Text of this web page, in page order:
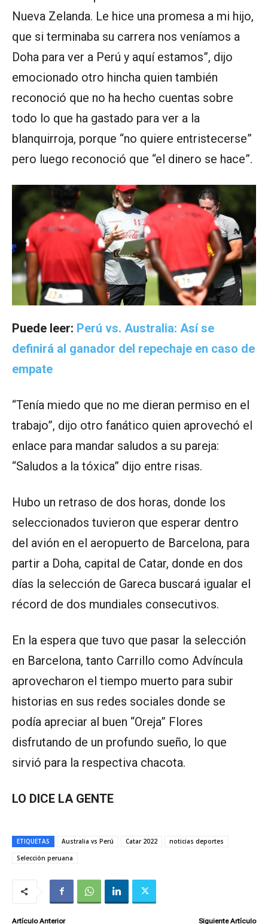
Nueva Zelanda. Le hice una promesa a mi hijo,
que si terminaba su carrera nos veníamos a
Doha para ver a Perú y aquí estamos”, dijo
emocionado otro hincha quien también
reconoció que no ha hecho cuentas sobre
todo lo que ha gastado para ver a la
blanquirroja, porque “no quiere entristecerse”
pero luego reconoció que “el dinero se hace”.
Puede leer: Perú vs. Australia: Así se
definirá al ganador del repechaje en caso de
empate
“Tenía miedo que no me dieran permiso en el
trabajo”, dijo otro fanático quien aprovechó el
enlace para mandar saludos a su pareja:
“Saludos a la tóxica” dijo entre risas.
Hubo un retraso de dos horas, donde los
seleccionados tuvieron que esperar dentro
del avión en el aeropuerto de Barcelona, para
partir a Doha, capital de Catar, donde en dos
días la selección de Gareca buscará igualar el
récord de dos mundiales consecutivos.
En la espera que tuvo que pasar la selección
en Barcelona, tanto Carrillo como Advíncula
aprovecharon el tiempo muerto para subir
historias en sus redes sociales donde se
podía apreciar al buen “Oreja” Flores
disfrutando de un profundo sueño, lo que
sirvió para la respectiva chacota.
LO DICE LA GENTE
ETIQUETAS Australia vs Perú Catar 2022
noticias deportes
Selección peruana
Artículo Anterior
Siguiente Artículo